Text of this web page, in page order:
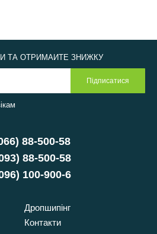
88-500-58
88-500-58
100-900-6
Дропшипінг
Контакти
ТА ОТРИМАЙТЕ ЗНИЖКУ